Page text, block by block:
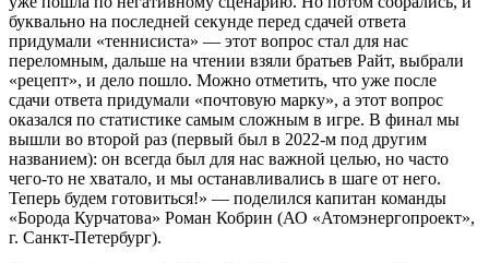
буквально на последней секунде перед сдачей ответа
придумали «теннисиста» — этот вопрос стал для нас
переломным, дальше на чтении взяли братьев Райт, выбрали
«рецепт», и дело пошло. Можно отметить, что уже после
сдачи ответа придумали «почтовую марку», а этот вопрос
оказался по статистике самым сложным в игре. В финал мы
вышли во второй раз (первый был в 2022-м под другим
названием): он всегда был для нас важной целью, но часто
чего-то не хватало, и мы останавливались в шаге от него.
Теперь будем готовиться!» — поделился капитан команды
«Борода Курчатова» Роман Кобрин (АО «Атомэнергопроект»,
г. Санкт-Петербург).